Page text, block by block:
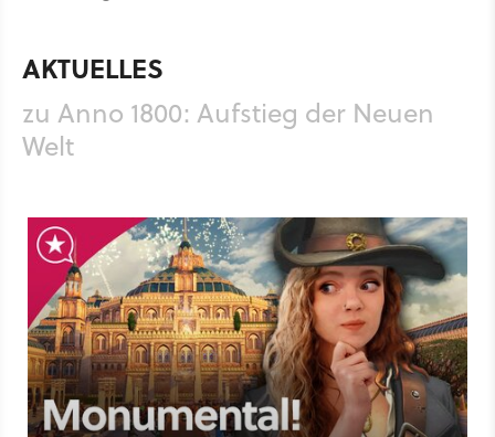
AKTUELLES
zu Anno 1800: Aufstieg der Neuen
Welt